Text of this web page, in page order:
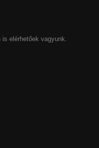
is elérhetőek vagyunk.